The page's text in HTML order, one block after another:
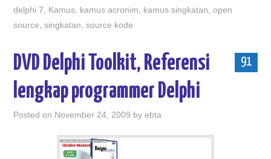
delphi 7
Kamus kamus acronim kamus singkatan ,open
source ,singkatan ,source kode
91
DVD Delphi Toolkit, Referensi
lengkap programmer Delphi
Posted on November 24, 2009 byebta